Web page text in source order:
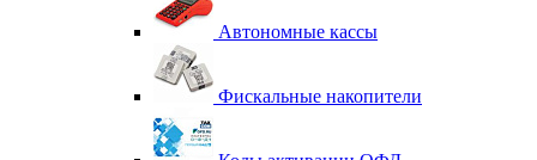
Автономные кассы
Фискальные накопители